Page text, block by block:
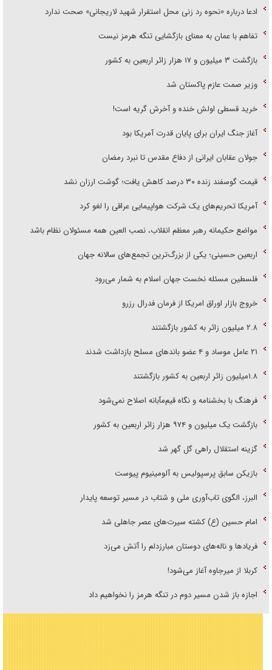
ادعا درباره «نحوه رد زنی محل استقرار شهید لاریجانی» صحت ندارد
تفاهم با عمان به معنای بازگشایی تنگه هرمز نیست
بازگشت ۳ میلیون و ۱۷ هزار زائر اربعین به کشور
وزیر صمت عازم پاکستان شد
خرید قسطی اولش خنده و آخرش گریه است!
آغاز جنگ ایران برای پایان قدرت آمریکا بود
جولان عقابان ایرانی از دفاع مقدس تا نبرد رمضان
قیمت گوسفند زنده ۳۰ درصد کاهش یافت؛ گوشت ارزان نشد
آمریکا تحریم‌های یک شرکت هواپیمایی عراقی را لغو کرد
مواضع حکیمانه رهبر معظم انقلاب، نصب العین همه مسئولان نظام باشد
اربعین حسینی؛ یکی از بزرگ‌ترین تجمع‌های سالانه جهان
فلسطین مسئله نخست جهان اسلام به شمار می‌رود
خروج بازار اوراق امریکا از فرمان فدرال رزرو
۲.۸ میلیون زائر به کشور بازگشتند
۲۱ عامل موساد و ۴ عضو باند‌های مسلح بازداشت شدند
۱.۸میلیون زائر اربعین به کشور بازگشتند
فرهنگ با بخشنامه و نگاه قیم‌مآبانه اصلاح نمی‌شود
بازگشت یک میلیون و ۹۷۴ هزار زائر اربعین به کشور
گزینه استقلال راهی گل گهر شد
بازیکن سابق پرسپولیس به آلومینیوم پیوست
البرز، الگوی تاب‌آوری ملی و شتاب در مسیر توسعه پایدار
امام حسین (ع) کشته سیرت‌های عصر جاهلی شد
فریاد‌ها و ناله‌های دوستان مبارزدلم را آتش می‌زد
کربلا از میرجاوه آغاز می‌شود!
اجازه باز شدن مسیر دوم در تنگه هرمز را نخواهیم داد